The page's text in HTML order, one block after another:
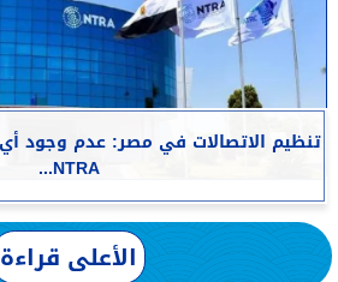
NTRA...
الأعلى قراءة